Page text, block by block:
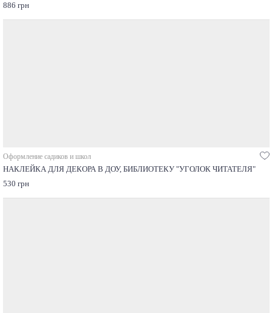
886 грн
Оформление садиков и школ
НАКЛЕЙКА ДЛЯ ДЕКОРА В ДОУ, БИБЛИОТЕКУ "УГОЛОК ЧИТАТЕЛЯ"
530 грн